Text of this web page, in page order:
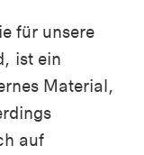
für unsere
ist ein
Material,
auf